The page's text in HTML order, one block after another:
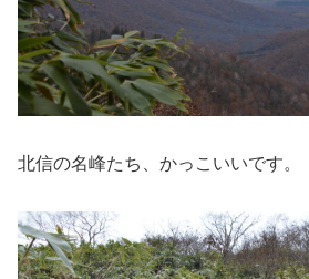
北信の名峰たち、かっこいいです。